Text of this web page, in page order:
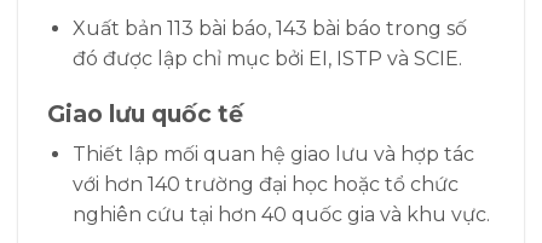
Xuất bản 113 bài báo, 143 bài báo trong số
đó được lập chỉ mục bởi EI, ISTP và SCIE.
Giao lưu quốc tế
Thiết lập mối quan hệ giao lưu và hợp tác
với hơn 140 trường đại học hoặc tổ chức
nghiên cứu tại hơn 40 quốc gia và khu vực.